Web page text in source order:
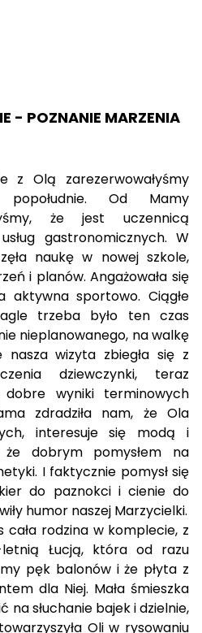
- POZNANIE MARZENIA
z Olą zarezerwowałyśmy
Od Mamy
że jest uczennicą
gastronomicznych. W
naukę w nowej szkole,
i planów. Angażowała się
aktywna sportowo. Ciągłe
trzeba było ten czas
nieplanowanego, na walkę
nasza wizyta zbiegła się z
dziewczynki, teraz
wyniki terminowych
zdradziła nam, że Ola
interesuje się modą i
że dobrym pomysłem na
I faktycznie pomysł się
do paznokci i cienie do
humor naszej Marzycielki.
cała rodzina w komplecie, z
Łucją, która od razu
pęk balonów i że płyta z
dla Niej. Mała śmieszka
na słuchanie bajek i dzielnie,
Oli w rysowaniu